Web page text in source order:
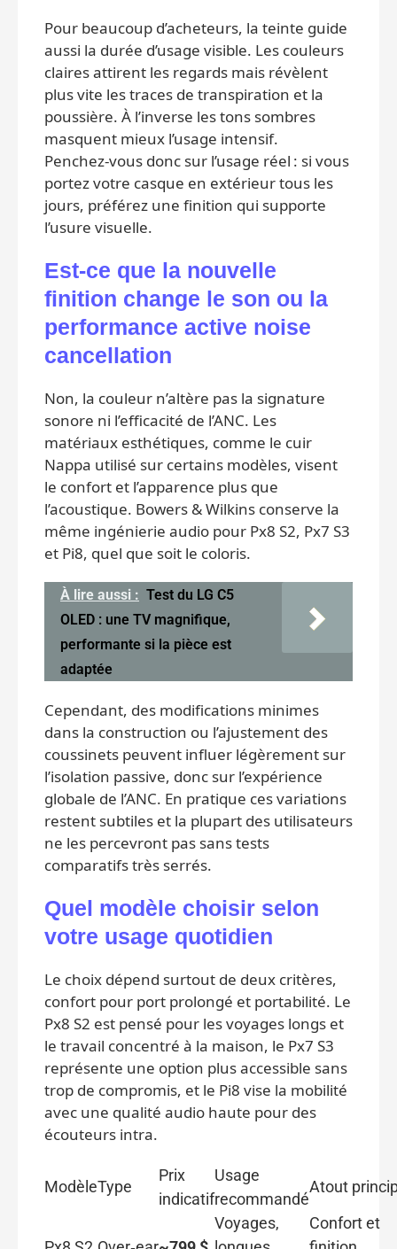
Pour beaucoup d’acheteurs, la teinte guide
aussi la durée d’usage visible. Les couleurs
claires attirent les regards mais révèlent
plus vite les traces de transpiration et la
poussière. À l’inverse les tons sombres
masquent mieux l’usage intensif.
Penchez‑vous donc sur l’usage réel : si vous
portez votre casque en extérieur tous les
jours, préférez une finition qui supporte
l’usure visuelle.
Est‑ce que la nouvelle
finition change le son ou la
performance active noise
cancellation
Non, la couleur n’altère pas la signature
sonore ni l’efficacité de l’ANC. Les
matériaux esthétiques, comme le cuir
Nappa utilisé sur certains modèles, visent
le confort et l’apparence plus que
l’acoustique. Bowers & Wilkins conserve la
même ingénierie audio pour Px8 S2, Px7 S3
et Pi8, quel que soit le coloris.
À lire aussi : Test du LG C5
OLED : une TV magnifique,
performante si la pièce est
adaptée
Cependant, des modifications minimes
dans la construction ou l’ajustement des
coussinets peuvent influer légèrement sur
l’isolation passive, donc sur l’expérience
globale de l’ANC. En pratique ces variations
restent subtiles et la plupart des utilisateurs
ne les percevront pas sans tests
comparatifs très serrés.
Quel modèle choisir selon
votre usage quotidien
Le choix dépend surtout de deux critères,
confort pour port prolongé et portabilité. Le
Px8 S2 est pensé pour les voyages longs et
le travail concentré à la maison, le Px7 S3
représente une option plus accessible sans
trop de compromis, et le Pi8 vise la mobilité
avec une qualité audio haute pour des
écouteurs intra.
ModèleType
Prix
indicatif
Usage
recommandé
Atout
Voyages,
Confort et